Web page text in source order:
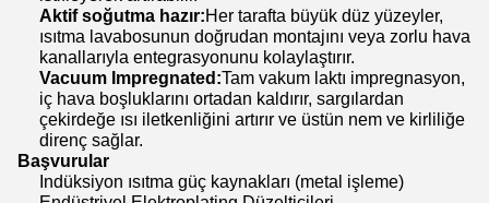
Aktif soğutma hazır:Her tarafta büyük düz yüzeyler,
ısıtma lavabosunun doğrudan montajını veya zorlu hava
kanallarıyla entegrasyonunu kolaylaştırır.
Vacuum Impregnated:Tam vakum laktı impregnasyon,
iç hava boşluklarını ortadan kaldırır, sargılardan
çekirdeğe ısı iletkenliğini artırır ve üstün nem ve kirliliğe
direnç sağlar.
Başvurular
Indüksiyon ısıtma güç kaynakları (metal işleme)